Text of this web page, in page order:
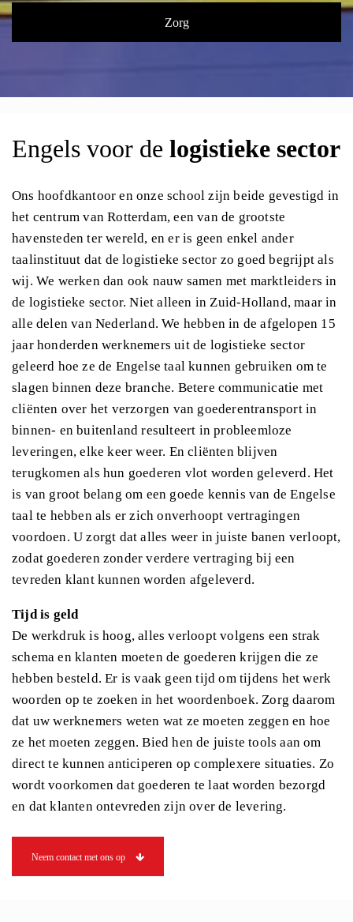
Zorg
Engels voor de logistieke sector
Ons hoofdkantoor en onze school zijn beide gevestigd in
het centrum van Rotterdam, een van de grootste
havensteden ter wereld, en er is geen enkel ander
taalinstituut dat de logistieke sector zo goed begrijpt als
wij. We werken dan ook nauw samen met marktleiders in
de logistieke sector. Niet alleen in Zuid-Holland, maar in
alle delen van Nederland. We hebben in de afgelopen 15
jaar honderden werknemers uit de logistieke sector
geleerd hoe ze de Engelse taal kunnen gebruiken om te
slagen binnen deze branche. Betere communicatie met
cliënten over het verzorgen van goederentransport in
binnen- en buitenland resulteert in probleemloze
leveringen, elke keer weer. En cliënten blijven
terugkomen als hun goederen vlot worden geleverd. Het
is van groot belang om een goede kennis van de Engelse
taal te hebben als er zich onverhoopt vertragingen
voordoen. U zorgt dat alles weer in juiste banen verloopt,
zodat goederen zonder verdere vertraging bij een
tevreden klant kunnen worden afgeleverd.
Tijd is geld
De werkdruk is hoog, alles verloopt volgens een strak
schema en klanten moeten de goederen krijgen die ze
hebben besteld. Er is vaak geen tijd om tijdens het werk
woorden op te zoeken in het woordenboek. Zorg daarom
dat uw werknemers weten wat ze moeten zeggen en hoe
ze het moeten zeggen. Bied hen de juiste tools aan om
direct te kunnen anticiperen op complexere situaties. Zo
wordt voorkomen dat goederen te laat worden bezorgd
en dat klanten ontevreden zijn over de levering.
Neem contact met ons op